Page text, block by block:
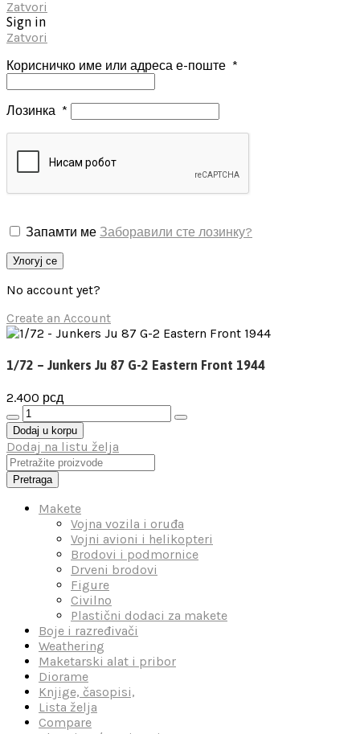
Zatvori
Sign in
Zatvori
Корисничко име или адреса е-поште *
Лозинка *
Запамти ме Заборавили сте лозинку?
Улогуј се
No account yet?
Create an Account
1/72 – Junkers Ju 87 G-2 Eastern Front 1944
2.400 рсд
1/72
-
Junkers
Ju
87
G-
2
Eastern
количина
Dodaj u korpu
Dodaj na listu želja
Pretraga
Makete
Vojna vozila i oruđa
Vojni avioni i helikopteri
Brodovi i podmornice
Drveni brodovi
Figure
Civilno
Plastični dodaci za makete
Boje i razređivači
Weathering
Maketarski alat i pribor
Diorame
Knjige, časopisi,
Lista želja
Compare